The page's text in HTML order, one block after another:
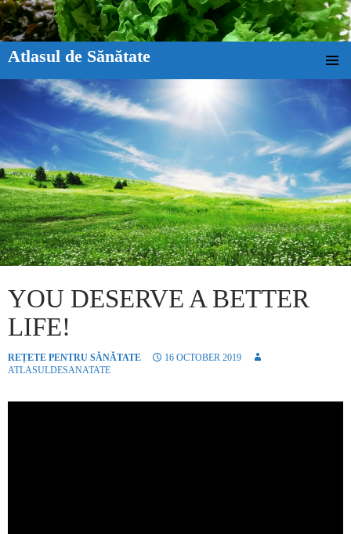
Atlasul de Sănătate
YOU DESERVE A BETTER
LIFE!
REȚETE PENTRU SĂNĂTATE
16 OCTOBER 2019
ATLASULDESANATATE